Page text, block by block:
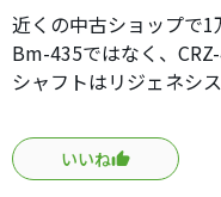
近くの中古ショップで1
Bm-435ではなく、CRZ-
シャフトはリジェネシ
早速46インチにカット
いいね